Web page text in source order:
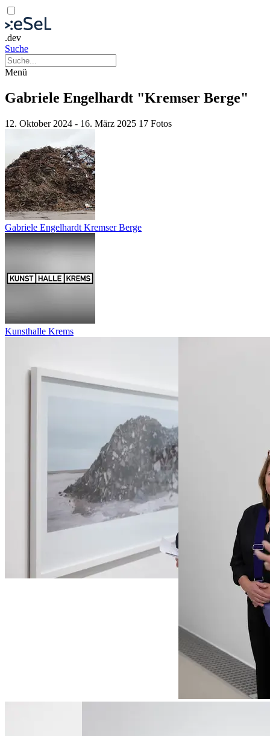
.dev
Suche
Menü
Gabriele Engelhardt "Kremser Berge"
12. Oktober 2024 - 16. März 2025 17 Fotos
Gabriele Engelhardt Kremser Berge
Kunsthalle Krems